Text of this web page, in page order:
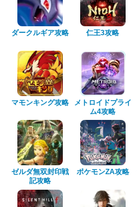
ダークルギア攻略 仁王3攻略
マモンキング攻略
メトロイドプライ
ム4攻略
ゼルダ無双封印戦
記攻略
ポケモンZA攻略